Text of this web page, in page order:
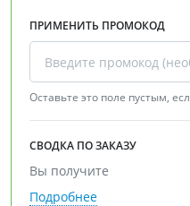
ПРИМЕНИТЬ ПРОМОКОД
Оставьте это поле пустым,
СВОДКА ПО ЗАКАЗУ
Вы получите
Подробнее